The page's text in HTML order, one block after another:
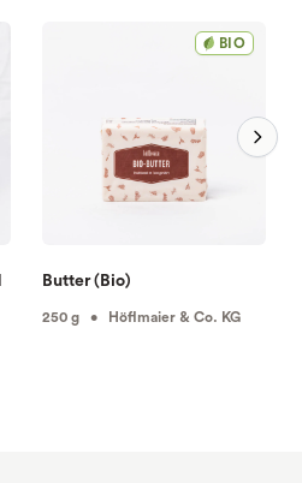
BIO
Butter (Bio)
250 g • Höflmaier & Co. KG